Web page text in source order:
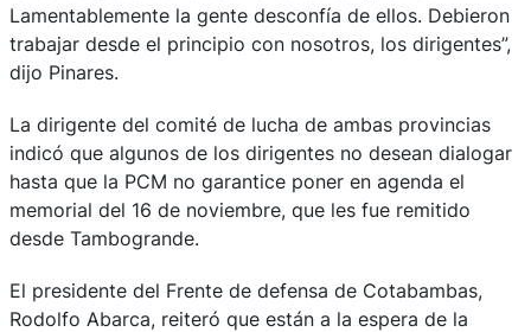
Lamentablemente la gente desconfía de ellos. Debieron
trabajar desde el principio con nosotros, los dirigentes”,
dijo Pinares.
La dirigente del comité de lucha de ambas provincias
indicó que algunos de los dirigentes no desean dialogar
hasta que la PCM no garantice poner en agenda el
memorial del 16 de noviembre, que les fue remitido
desde Tambogrande.
El presidente del Frente de defensa de Cotabambas,
Rodolfo Abarca, reiteró que están a la espera de la